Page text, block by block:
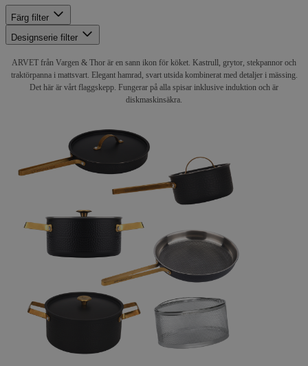
Färg filter
Designserie filter
ARVET från Vargen & Thor är en sann ikon för köket. Kastrull, grytor, stekpannor och
traktörpanna i mattsvart. Elegant hamrad, svart utsida kombinerat med detaljer i mässing.
Det här är vårt flaggskepp. Fungerar på alla spisar inklusive induktion och är
diskmaskinsäkra.